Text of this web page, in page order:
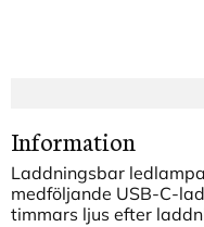
Information
Laddningsbar
medföljande USB-C-
timmars ljus efter